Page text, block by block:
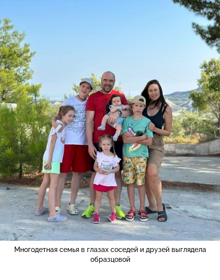
Многодетная семья в глазах соседей и друзей выглядела
образцовой